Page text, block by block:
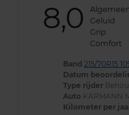
8,0
Geluid
Grip
Comfort
Band 215/70R15
Datum
Type rijder
Auto KARMANN
Kilometer per